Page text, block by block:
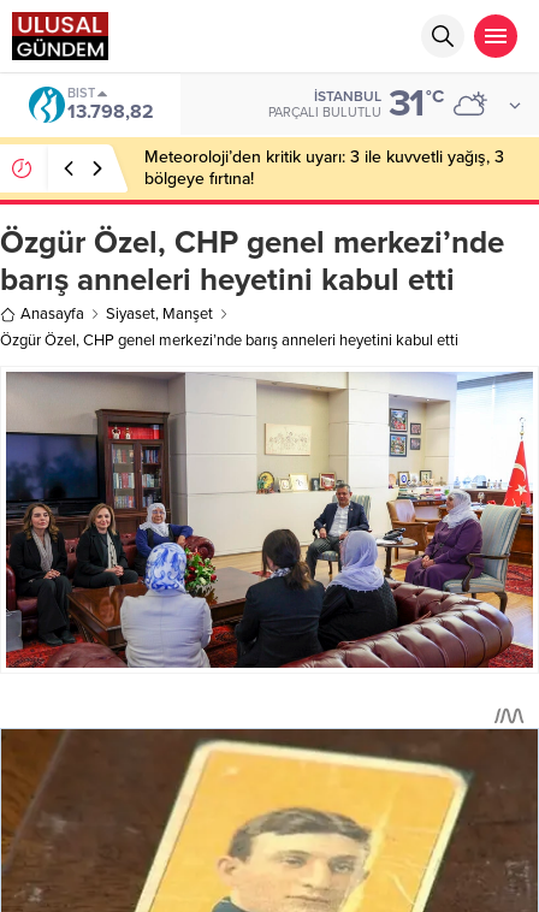
BIST
13.798,82
İSTANBUL
PARÇALI BULUTLU 31°C
Meteoroloji’den kritik uyarı: 3 ile kuvvetli yağış, 3
bölgeye fırtına!
Özgür Özel, CHP genel merkezi’nde
barış anneleri heyetini kabul etti
Anasayfa Siyaset, Manşet
Özgür Özel, CHP genel merkezi’nde barış anneleri heyetini kabul etti